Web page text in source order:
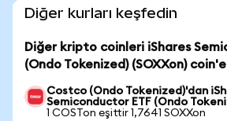
Diğer kurları keşfedin
Diğer kripto coinleri iShares
(Ondo Tokenized) (SOXXon)
Costco (Ondo Tokenized)'dan
Semiconductor ETF (Ondo
1 COSTon eşittir 1,7641 SOXXon